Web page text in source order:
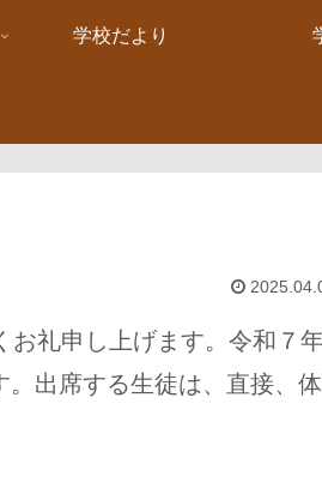
学校だより
礼申し上げます。令和７
出席する生徒は、直接、